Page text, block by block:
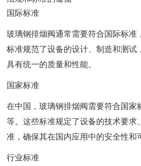
国际标准
玻璃钢排烟阀通常需要符合国际标准
标准规范了设备的设计、制造和测试
具有统一的质量和性能。
国家标准
在中国，玻璃钢排烟阀需要符合国家
等。这些标准规定了设备的技术要求
准，确保其在国内应用中的安全性和
行业标准